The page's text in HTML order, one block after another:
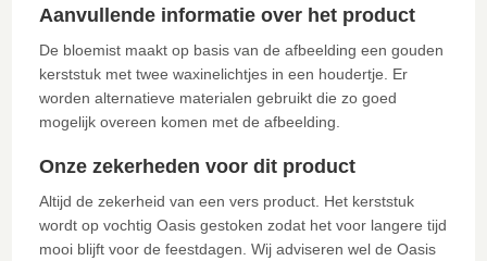
Aanvullende informatie over het product
De bloemist maakt op basis van de afbeelding een gouden
kerststuk met twee waxinelichtjes in een houdertje. Er
worden alternatieve materialen gebruikt die zo goed
mogelijk overeen komen met de afbeelding.
Onze zekerheden voor dit product
Altijd de zekerheid van een vers product. Het kerststuk
wordt op vochtig Oasis gestoken zodat het voor langere tijd
mooi blijft voor de feestdagen. Wij adviseren wel de Oasis